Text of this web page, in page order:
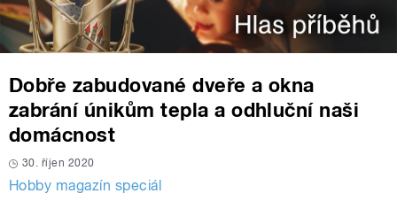
Dobře zabudované dveře a okna
zabrání únikům tepla a odhluční naši
domácnost
30. říjen 2020
Hobby magazín speciál